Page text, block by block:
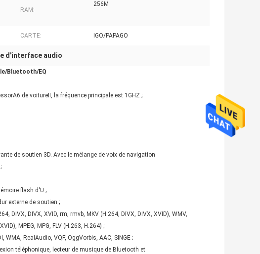
RAM:
256M
CARTE: IGO/PAPAGO
d'interface audio
Bluetooth/EQ
de voitureⅡ, la fréquence principale est 1GHZ ;
de soutien 3D. Avec le mélange de voix de navigation
flash d'U ;
externe de soutien ;
DIVX, DIVX, XVID, rm, rmvb, MKV (H.264, DIVX, DIVX, XVID), WMV,
MPEG, MPG, FLV (H.263, H.264) ;
WMA, RealAudio, VQF, OggVorbis, AAC, SINGE ;
téléphonique, lecteur de musique de Bluetooth et